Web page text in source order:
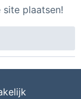
plaatsen!